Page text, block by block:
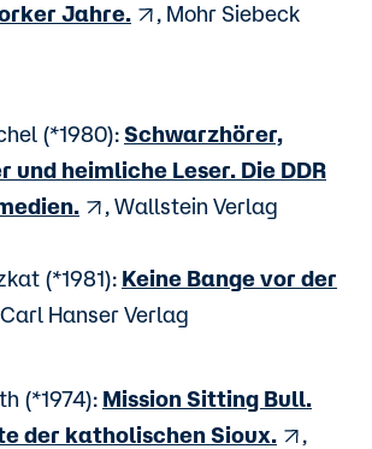
Jahre.
, Mohr Siebeck
(*1980): Schwarzhörer,
und heimliche Leser. Die DDR
, Wallstein Verlag
(*1981): Keine Bange vor der
Hanser Verlag
(*1974): Mission Sitting Bull.
der katholischen Sioux.
,